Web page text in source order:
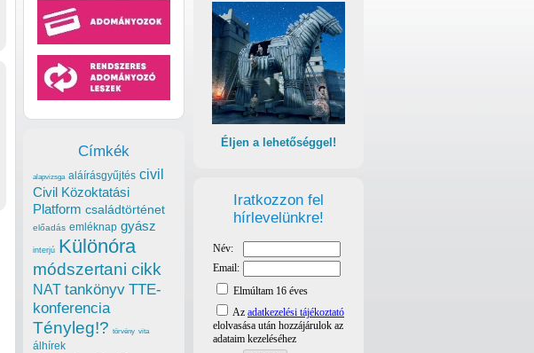
Éljen a lehetőséggel!
Iratkozzon fel
hírlevelünkre!
Címkék
alapvizsga aláírásgyűjtés civil
Civil Közoktatási
Platform családtörténet
előadás emléknap gyász
interjú Különóra
módszertani cikk
NAT tankönyv TTE-
konferencia
Tényleg!? törvény vita
álhírek